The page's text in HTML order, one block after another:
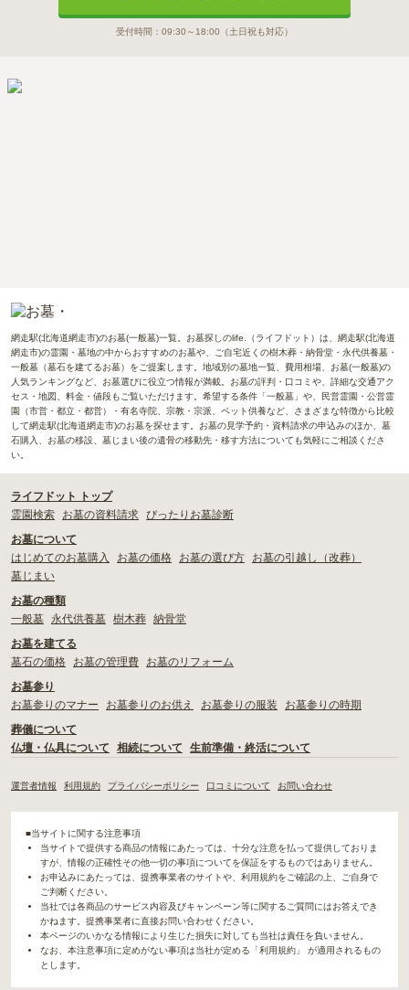
受付時間： 09:30～18:00 （土日祝も対応）
網走駅(北海道網走市)のお墓(一般墓)一覧。お墓探しのlife.（ライフドット）は、網走駅(北海道
網走市)の霊園・墓地の中からおすすめのお墓や、ご自宅近くの樹木葬・納骨堂・永代供養墓・
一般墓（墓石を建てるお墓）をご提案します。地域別の墓地一覧、費用相場、お墓(一般墓)の
人気ランキングなど、お墓選びに役立つ情報が満載。お墓の評判・口コミや、詳細な交通アク
セス・地図、料金・値段もご覧いただけます。希望する条件「一般墓」や、民営霊園・公営霊
園（市営・都立・都営）・有名寺院、宗教・宗派、ペット供養など、さまざまな特徴から比較
して網走駅(北海道網走市)のお墓を探せます。お墓の見学予約・資料請求の申込みのほか、墓
石購入、お墓の移設、墓じまい後の遺骨の移動先・移す方法についても気軽にご相談くださ
い。
ライフドット トップ
霊園検索
お墓の資料請求 ぴったりお墓診断
お墓について
はじめてのお墓購入
お墓の価格 お墓の選び方
お墓の引越し（改葬）
墓じまい
お墓の種類
一般墓
永代供養墓 樹木葬 納骨堂
お墓を建てる
墓石の価格
お墓の管理費
お墓のリフォーム
お墓参り
お墓参りのマナー
お墓参りのお供え お墓参りの服装
お墓参りの時期
葬儀について
仏壇・仏具について
相続について 生前準備・終活について
運営者情報 利用規約 プライバシーポリシー 口コミについて お問い合わせ
■当サイトに関する注意事項
当サイトで提供する商品の情報にあたっては、十分な注意を払って提供しておりま
すが、情報の正確性その他一切の事項についてを保証をするものではありません。
お申込みにあたっては、提携事業者のサイトや、利用規約をご確認の上、ご自身で
ご判断ください。
当社では各商品のサービス内容及びキャンペーン等に関するご質問にはお答えでき
かねます。提携事業者に直接お問い合わせください。
本ページのいかなる情報により生じた損失に対しても当社は責任を負いません。
なお、本注意事項に定めがない事項は当社が定める「利用規約」 が適用されるもの
とします。